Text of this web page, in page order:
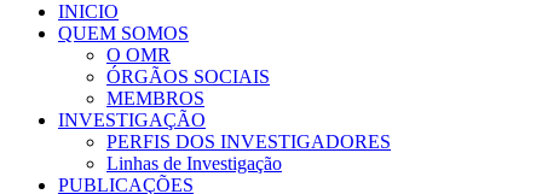
INICIO
QUEM SOMOS
O OMR
ÓRGÃOS SOCIAIS
MEMBROS
INVESTIGAÇÃO
PERFIS DOS INVESTIGADORES
Linhas de Investigação
PUBLICAÇÕES